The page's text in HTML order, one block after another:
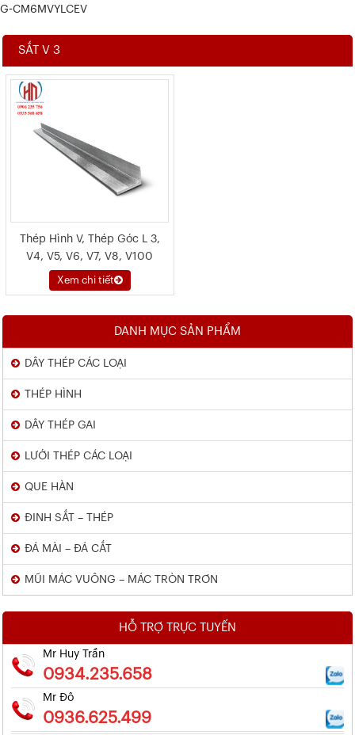
G-CM6MVYLCEV
SẮT V 3
Thép Hình V, Thép Góc L 3,
V4, V5, V6, V7, V8, V100
Xem chi tiết
DANH MỤC SẢN PHẨM
DÂY THÉP CÁC LOẠI
THÉP HÌNH
DÂY THÉP GAI
LƯỚI THÉP CÁC LOẠI
QUE HÀN
ĐINH SẮT – THÉP
ĐÁ MÀI – ĐÁ CẮT
MŨI MÁC VUÔNG – MÁC TRÒN TRƠN
HỖ TRỢ TRỰC TUYẾN
Mr Huy Trần
0934.235.658
Mr Đô
0936.625.499